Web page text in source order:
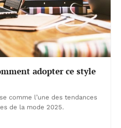
adopter ce style
comme l’une des tendances
de la mode 2025.